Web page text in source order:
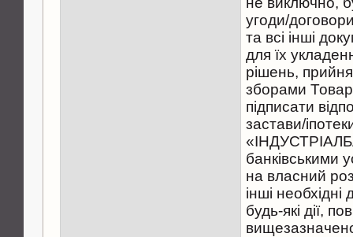
угоди/
та всі інші
для їх
рішень,
зборами
підписати
застави/
банківськими
на власний
інші
будь-які дії,